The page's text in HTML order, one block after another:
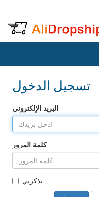
تسجيل الدخول
البريد الإلكتروني
كلمة المرور
تذكرني